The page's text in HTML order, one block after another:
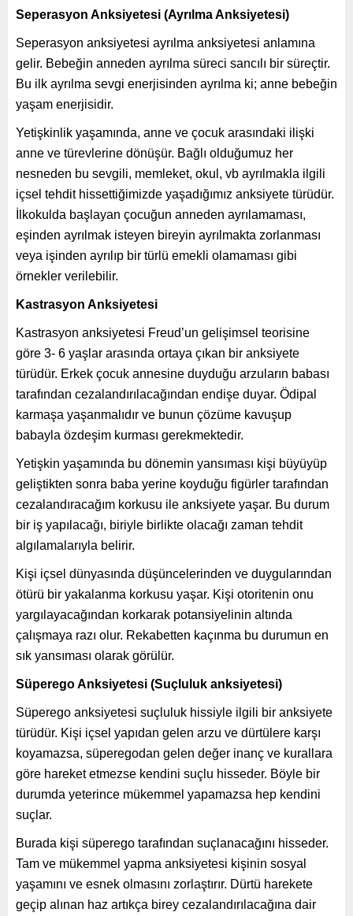
Seperasyon Anksiyetesi (Ayrılma Anksiyetesi)
Seperasyon anksiyetesi ayrılma anksiyetesi anlamına
gelir. Bebeğin anneden ayrılma süreci sancılı bir süreçtir.
Bu ilk ayrılma sevgi enerjisinden ayrılma ki; anne bebeğin
yaşam enerjisidir.
Yetişkinlik yaşamında, anne ve çocuk arasındaki ilişki
anne ve türevlerine dönüşür. Bağlı olduğumuz her
nesneden bu sevgili, memleket, okul, vb ayrılmakla ilgili
içsel tehdit hissettiğimizde yaşadığımız anksiyete türüdür.
İlkokulda başlayan çocuğun anneden ayrılamaması,
eşinden ayrılmak isteyen bireyin ayrılmakta zorlanması
veya işinden ayrılıp bir türlü emekli olamaması gibi
örnekler verilebilir.
Kastrasyon Anksiyetesi
Kastrasyon anksiyetesi Freud’un gelişimsel teorisine
göre 3- 6 yaşlar arasında ortaya çıkan bir anksiyete
türüdür. Erkek çocuk annesine duyduğu arzuların babası
tarafından cezalandırılacağından endişe duyar. Ödipal
karmaşa yaşanmalıdır ve bunun çözüme kavuşup
babayla özdeşim kurması gerekmektedir.
Yetişkin yaşamında bu dönemin yansıması kişi büyüyüp
geliştikten sonra baba yerine koyduğu figürler tarafından
cezalandıracağım korkusu ile anksiyete yaşar. Bu durum
bir iş yapılacağı, biriyle birlikte olacağı zaman tehdit
algılamalarıyla belirir.
Kişi içsel dünyasında düşüncelerinden ve duygularından
ötürü bir yakalanma korkusu yaşar. Kişi otoritenin onu
yargılayacağından korkarak potansiyelinin altında
çalışmaya razı olur. Rekabetten kaçınma bu durumun en
sık yansıması olarak görülür.
Süperego Anksiyetesi (Suçluluk anksiyetesi)
Süperego anksiyetesi suçluluk hissiyle ilgili bir anksiyete
türüdür. Kişi içsel yapıdan gelen arzu ve dürtülere karşı
koyamazsa, süperegodan gelen değer inanç ve kurallara
göre hareket etmezse kendini suçlu hisseder. Böyle bir
durumda yeterince mükemmel yapamazsa hep kendini
suçlar.
Burada kişi süperego tarafından suçlanacağını hisseder.
Tam ve mükemmel yapma anksiyetesi kişinin sosyal
yaşamını ve esnek olmasını zorlaştırır. Dürtü harekete
geçip alınan haz artıkça birey cezalandırılacağına dair